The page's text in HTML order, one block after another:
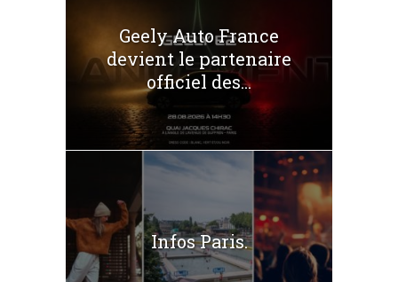
Geely Auto France
devient le partenaire
officiel des...
Infos Paris.